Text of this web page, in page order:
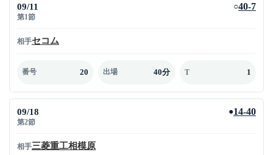
09/11
第1節
○40-7
相手セコム
番号 20 出場 40分 T 1
09/18
第2節
●14-40
相手三菱重工相模原